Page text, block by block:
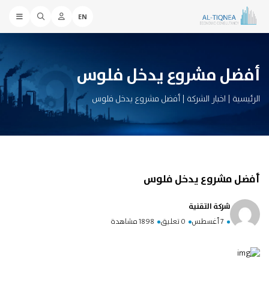
EN
أفضل مشروع يدخل فلوس
الرئيسية | اخبار الشركة | أفضل مشروع يدخل فلوس
أفضل مشروع يدخل فلوس
شركة التقنية
7 أغسطس 0 تعليق 1898 مشاهدة